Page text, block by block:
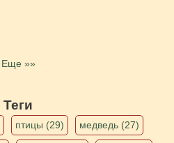
Еще »»
Теги
птицы (29) медведь (27)